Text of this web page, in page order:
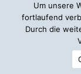
Um unsere
fortlaufend
Durch die